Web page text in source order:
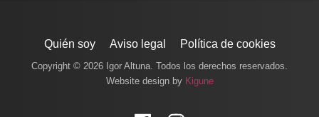
Quién soy Aviso legal Política de cookies
Copyright © 2026 Igor Altuna. Todos los derechos reservados.
Website design by Kigune